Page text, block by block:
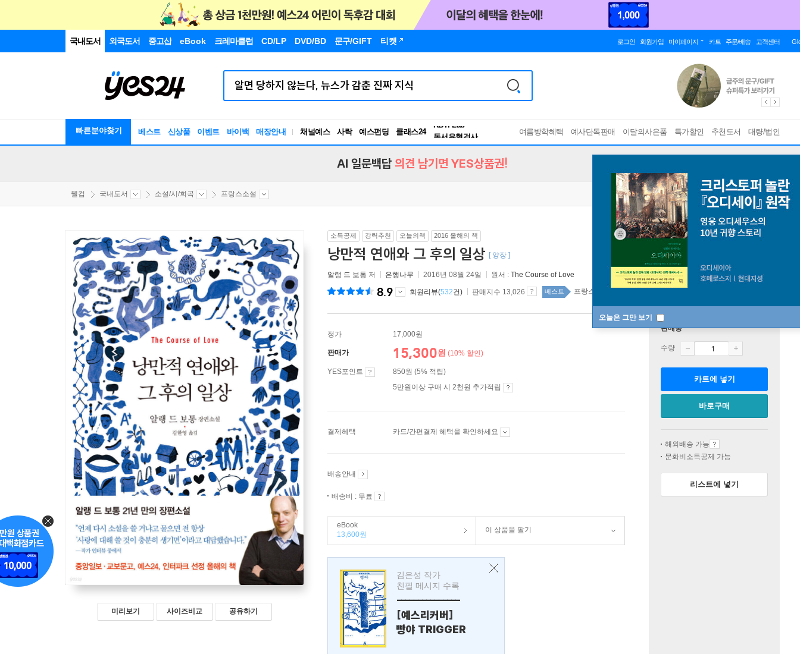
국내도서 외국도서 중고샵 eBook 크레마클럽 CD/LP DVD/BD 문구/GIFT 티켓 로그인 회원가입 마이페이지 카트 주문/배송 고객센터
빠른분야찾기 베스트 신상품 이벤트 바이백 매장안내 채널예스 사락 예스펀딩 클래스24
독서유형검사
RBTI Lab
여름방학혜택 예사단독판매 이달의사은품 특가할인 추천도서 대량/법인
오늘은 그만 보기
AI 일문백답 의견 남기면 YES상품권!
웰컴 국내도서 소설/시/희곡 프랑스소설
미리보기 사이즈비교 공유하기
소득공제 강력추천 오늘의책 2016 올해의 책
낭만적 연애와 그 후의 일상 [ 양장 ]
알랭 드 보통 저 은행나무 2016년 08월 24일 원서 : The Course of Love
8.9 회원리뷰(532건) 판매지수 13,026 베스트 프랑스소설 16위
정가 17,000원
판매가 15,300원 (10% 할인)
YES포인트
850원 (5% 적립)
5만원이상 구매 시 2천원 추가적립
결제혜택 카드/간편결제 혜택을 확인하세요
배송안내
배송비 : 무료
eBook
13,600원
이 상품을 팔기
김은성 작가
친필 메시지 수록
---------------
[예스리커버]
빵야 TRIGGER
판매중
수량
카트에 넣기
바로구매
해외배송 가능
문화비소득공제 가능
리스트에 넣기